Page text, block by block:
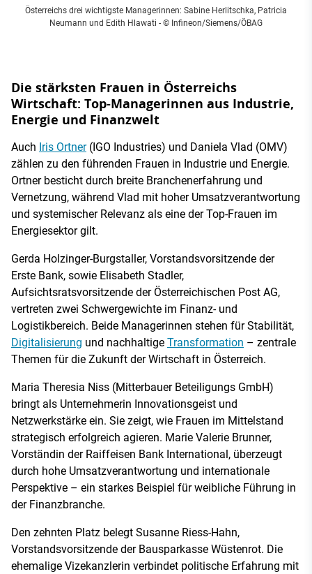
Österreichs drei wichtigste Managerinnen: Sabine Herlitschka, Patricia
Neumann und Edith Hlawati - © Infineon/Siemens/ÖBAG
Die stärksten Frauen in Österreichs
Wirtschaft: Top-Managerinnen aus Industrie,
Energie und Finanzwelt
Auch Iris Ortner(IGO Industries) und Daniela Vlad (OMV)
zählen zu den führenden Frauen in Industrie und Energie.
Ortner besticht durch breite Branchenerfahrung und
Vernetzung, während Vlad mit hoher Umsatzverantwortung
und systemischer Relevanz als eine der Top-Frauen im
Energiesektor gilt.
Gerda Holzinger-Burgstaller, Vorstandsvorsitzende der
Erste Bank, sowie Elisabeth Stadler,
Aufsichtsratsvorsitzende der Österreichischen Post AG,
vertreten zwei Schwergewichte im Finanz- und
Logistikbereich. Beide Managerinnen stehen für Stabilität,
Digitalisierung und nachhaltige Transformation – zentrale
Themen für die Zukunft der Wirtschaft in Österreich.
Maria Theresia Niss (Mitterbauer Beteiligungs GmbH)
bringt als Unternehmerin Innovationsgeist und
Netzwerkstärke ein. Sie zeigt, wie Frauen im Mittelstand
strategisch erfolgreich agieren. Marie Valerie Brunner,
Vorständin der Raiffeisen Bank International, überzeugt
durch hohe Umsatzverantwortung und internationale
Perspektive – ein starkes Beispiel für weibliche Führung in
der Finanzbranche.
Den zehnten Platz belegt Susanne Riess-Hahn,
Vorstandsvorsitzende der Bausparkasse Wüstenrot. Die
ehemalige Vizekanzlerin verbindet politische Erfahrung mit